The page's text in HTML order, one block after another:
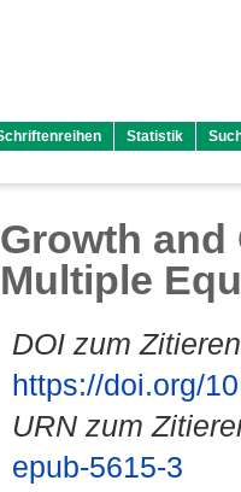
Statistik
Growth and
Multiple
DOI zum
https://doi.org/
URN zum
epub-5615-3